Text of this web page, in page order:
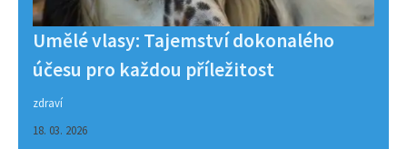
Umělé vlasy: Tajemství dokonalého
účesu pro každou příležitost
zdraví
18. 03. 2026